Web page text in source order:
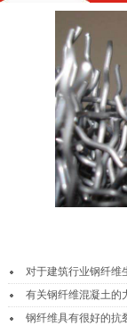
对于建筑行业钢纤维
有关钢纤维混凝土的
钢纤维具有很好的抗